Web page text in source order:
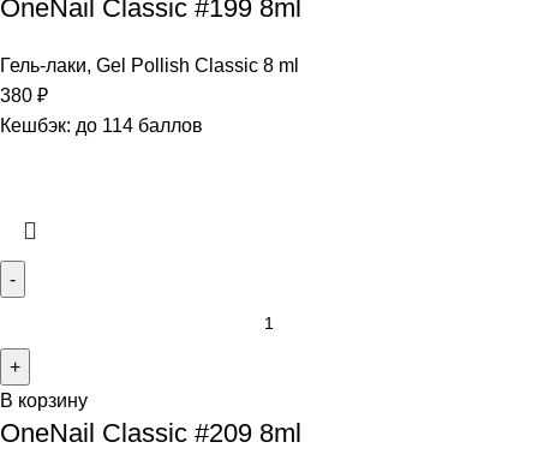
OneNail Classic #199 8ml
Гель-лаки, Gel Pollish Classic 8 ml
380 ₽
Кешбэк: до 114 баллов
В корзину
OneNail Classic #209 8ml